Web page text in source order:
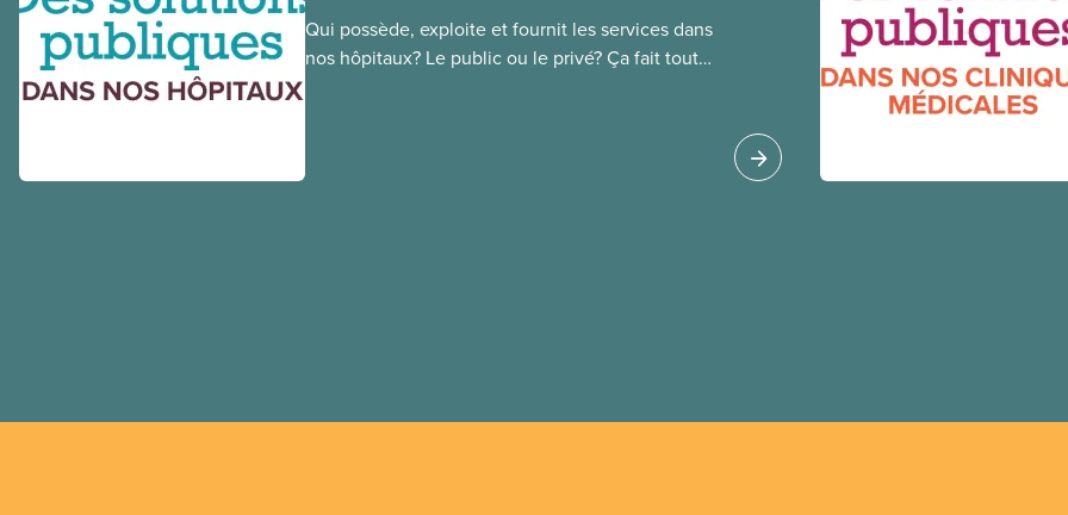
Qui possède, exploite et fournit les services dans
nos hôpitaux? Le public ou le privé? Ça fait toute